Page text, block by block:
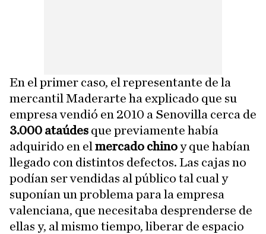
En el primer caso, el representante de la
mercantil Maderarte ha explicado que su
empresa vendió en 2010 a Senovilla cerca de
3.000 ataúdes que previamente había
adquirido en el mercado chinoy que habían
llegado con distintos defectos. Las cajas no
podían ser vendidas al público tal cual y
suponían un problema para la empresa
valenciana, que necesitaba desprenderse de
ellas y, al mismo tiempo, liberar de espacio